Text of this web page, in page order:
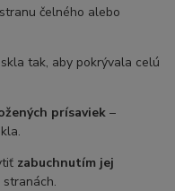
čelného alebo
tak, aby pokrývala celú
prísaviek –
zabuchnutím jej